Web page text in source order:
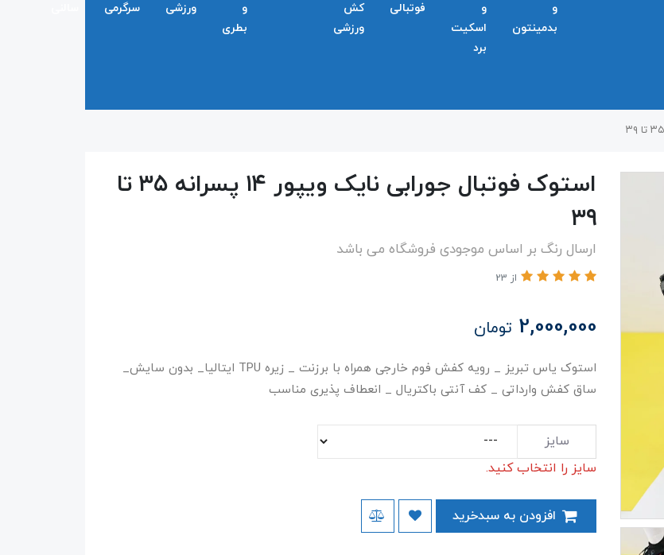
و
بدمينتون
و
اسکیت
برد
فوتبالی
کش
ورزشی
و
بطری
ورزشی
سرگرمی
استوک فوتبال جورابی نایک ویپور ۱۴ پسرانه ۳۵ تا
۳۹
ارسال رنگ بر اساس موجودی فروشگاه می باشد
از 23
2,000,000 تومان
استوک یاس تبریز _ رویه کفش فوم خارجی همراه با برزنت _ زیره TPU ایتالیا_ بدون سایش_
ساق کفش وارداتی _ کف آنتی باکتریال _ انعطاف پذیری مناسب
سایز
سایز را انتخاب کنید.